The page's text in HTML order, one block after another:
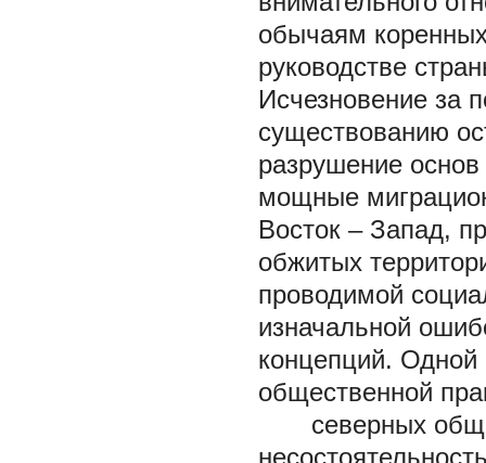
обычаям
руководстве
Исчезновение за
существованию
разрушение
мощные
Восток – Запад,
обжитых
проводимой
изначальной
концепций. Одной
общественной
северных